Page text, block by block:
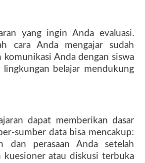
yang ingin Anda evaluasi.
cara Anda mengajar sudah
Anda dengan siswa
lingkungan belajar mendukung
dapat memberikan dasar
sumber data bisa mencakup:
dan perasaan Anda setelah
kuesioner atau diskusi terbuka